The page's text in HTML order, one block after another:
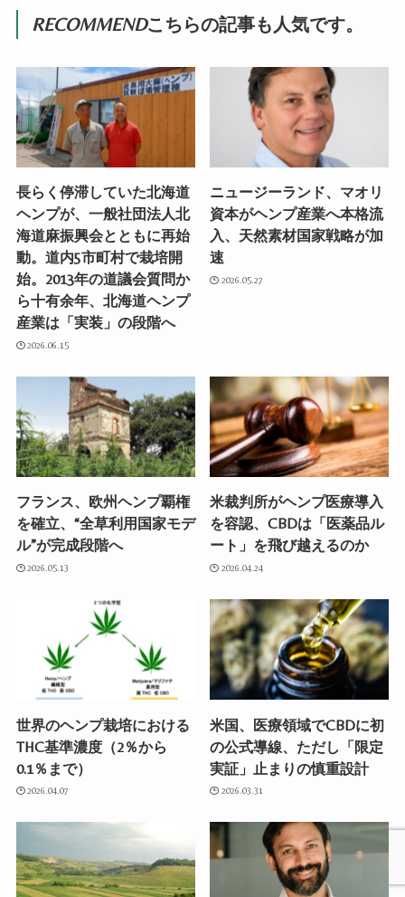
RECOMMENDこちらの記事も人気です。
長らく停滞していた北海道
ヘンプが、一般社団法人北
海道麻振興会とともに再始
動。道内5市町村で栽培開
始。2013年の道議会質問か
ら十有余年、北海道ヘンプ
産業は「実装」の段階へ
2026.06.15
ニュージーランド、マオリ
資本がヘンプ産業へ本格流
入、天然素材国家戦略が加
速
2026.05.27
フランス、欧州ヘンプ覇権
を確立、“全草利用国家モデ
ル”が完成段階へ
2026.05.13
米裁判所がヘンプ医療導入
を容認、CBDは「医薬品ル
ート」を飛び越えるのか
2026.04.24
世界のヘンプ栽培における
THC基準濃度（2％から
0.1％まで）
2026.04.07
米国、医療領域でCBDに初
の公式導線、ただし「限定
実証」止まりの慎重設計
2026.03.31